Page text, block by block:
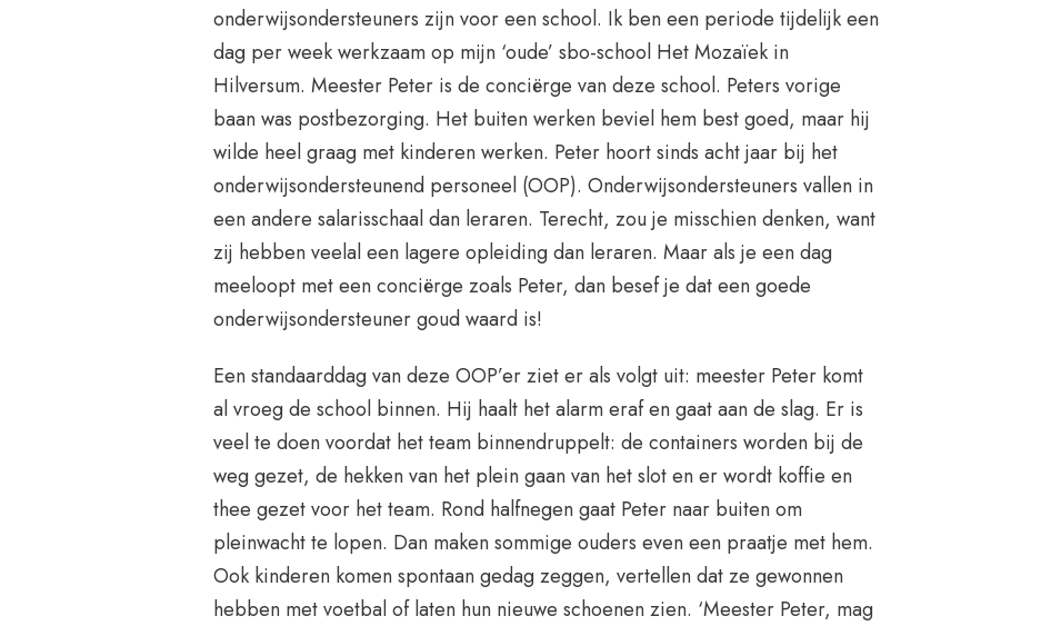
onderwijsondersteuners zijn voor een school. Ik ben een periode tijdelijk een
dag per week werkzaam op mijn ‘oude’ sbo-school Het Mozaïek in
Hilversum. Meester Peter is de conciërge van deze school. Peters vorige
baan was postbezorging. Het buiten werken beviel hem best goed, maar hij
wilde heel graag met kinderen werken. Peter hoort sinds acht jaar bij het
onderwijsondersteunend personeel (OOP). Onderwijsondersteuners vallen in
een andere salarisschaal dan leraren. Terecht, zou je misschien denken, want
zij hebben veelal een lagere opleiding dan leraren. Maar als je een dag
meeloopt met een conciërge zoals Peter, dan besef je dat een goede
onderwijsondersteuner goud waard is!
Een standaarddag van deze OOP’er ziet er als volgt uit: meester Peter komt
al vroeg de school binnen. Hij haalt het alarm eraf en gaat aan de slag. Er is
veel te doen voordat het team binnendruppelt: de containers worden bij de
weg gezet, de hekken van het plein gaan van het slot en er wordt koffie en
thee gezet voor het team. Rond halfnegen gaat Peter naar buiten om
pleinwacht te lopen. Dan maken sommige ouders even een praatje met hem.
Ook kinderen komen spontaan gedag zeggen, vertellen dat ze gewonnen
hebben met voetbal of laten hun nieuwe schoenen zien. ‘Meester Peter, mag